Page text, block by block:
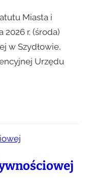
Miasta i
2026 r. (środa)
w Szydłowie,
Urzędu